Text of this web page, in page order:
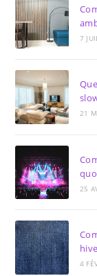
7
21
25
4